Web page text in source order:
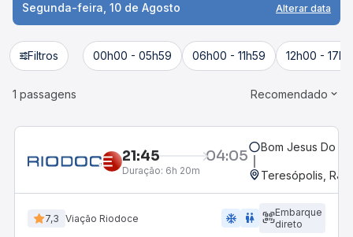
Segunda-feira, 10 de Agosto Alterar data
Filtros 00h00 - 05h59 06h00 - 11h59 12h00 -
1 passagens Recomendado
21:45 04:05
Duração: 6h 20m
Bom Jesus Do
Teresópolis, RJ
7,3 Viação Riodoce ac_unit wc
Embarque
direto